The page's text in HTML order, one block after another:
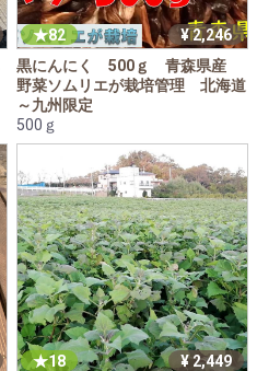
82
¥ 2,246
黒にんにく 500ｇ 青森県産
野菜ソムリエが栽培管理 北海道
～九州限定
500ｇ
18
¥ 2,449